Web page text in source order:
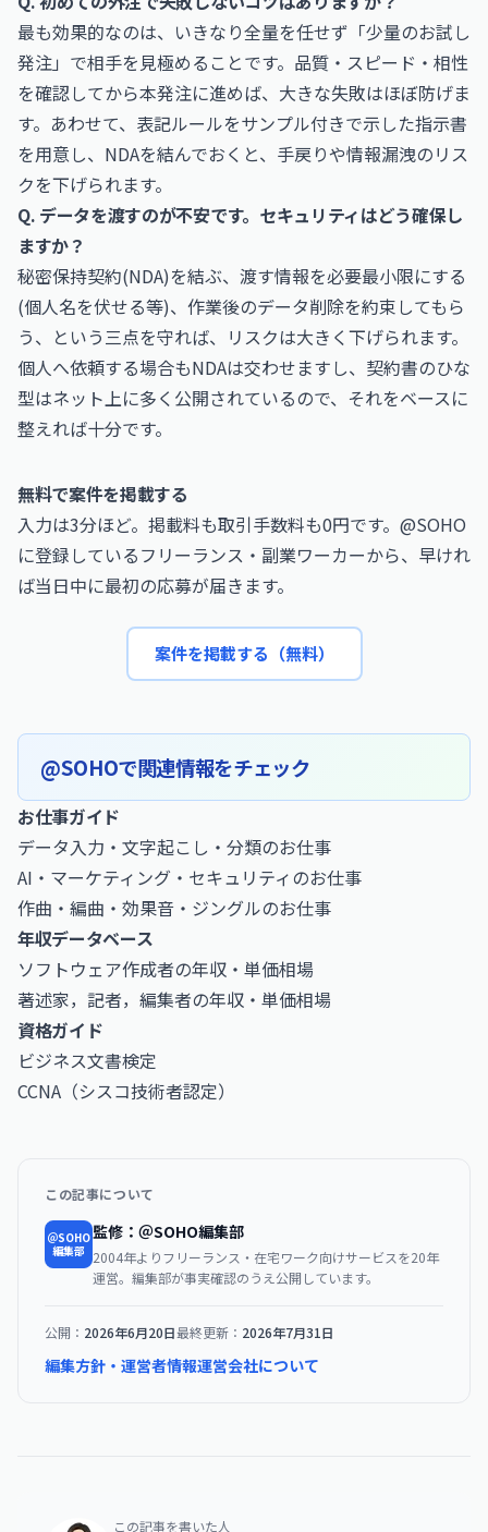
最も効果的なのは、いきなり全量を任せず「少量のお試し
発注」で相手を見極めることです。品質・スピード・相性
を確認してから本発注に進めば、大きな失敗はほぼ防げま
す。あわせて、表記ルールをサンプル付きで示した指示書
を用意し、NDAを結んでおくと、手戻りや情報漏洩のリス
クを下げられます。
Q. データを渡すのが不安です。セキュリティはどう確保し
ますか？
秘密保持契約(NDA)を結ぶ、渡す情報を必要最小限にする
(個人名を伏せる等)、作業後のデータ削除を約束してもら
う、という三点を守れば、リスクは大きく下げられます。
個人へ依頼する場合もNDAは交わせますし、契約書のひな
型はネット上に多く公開されているので、それをベースに
整えれば十分です。
無料で案件を掲載する
入力は3分ほど。掲載料も取引手数料も0円です。@SOHO
に登録しているフリーランス・副業ワーカーから、早けれ
ば当日中に最初の応募が届きます。
案件を掲載する（無料）
@SOHOで関連情報をチェック
お仕事ガイド
データ入力・文字起こし・分類のお仕事
AI・マーケティング・セキュリティのお仕事
作曲・編曲・効果音・ジングルのお仕事
年収データベース
ソフトウェア作成者の年収・単価相場
著述家，記者，編集者の年収・単価相場
資格ガイド
ビジネス文書検定
CCNA（シスコ技術者認定）
この記事について
＠SOHO
編集部
監修：＠SOHO編集部
2004年よりフリーランス・在宅ワーク向けサービスを20年
運営。編集部が事実確認のうえ公開しています。
公開： 2026年6月20日最終更新： 2026年7月31日
編集方針・運営者情報運営会社について
この記事を書いた人